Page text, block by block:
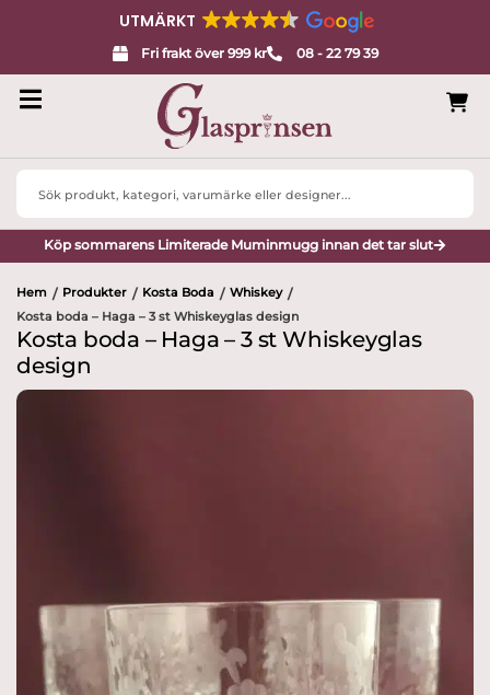
UTMÄRKT
Fri frakt över 999 kr 08 - 22 79 39
Search
Köp sommarens Limiterade Muminmugg innan det tar slut
Hem / Produkter / Kosta Boda / Whiskey /
Kosta boda – Haga – 3 st Whiskeyglas design
Kosta boda – Haga – 3 st Whiskeyglas
design